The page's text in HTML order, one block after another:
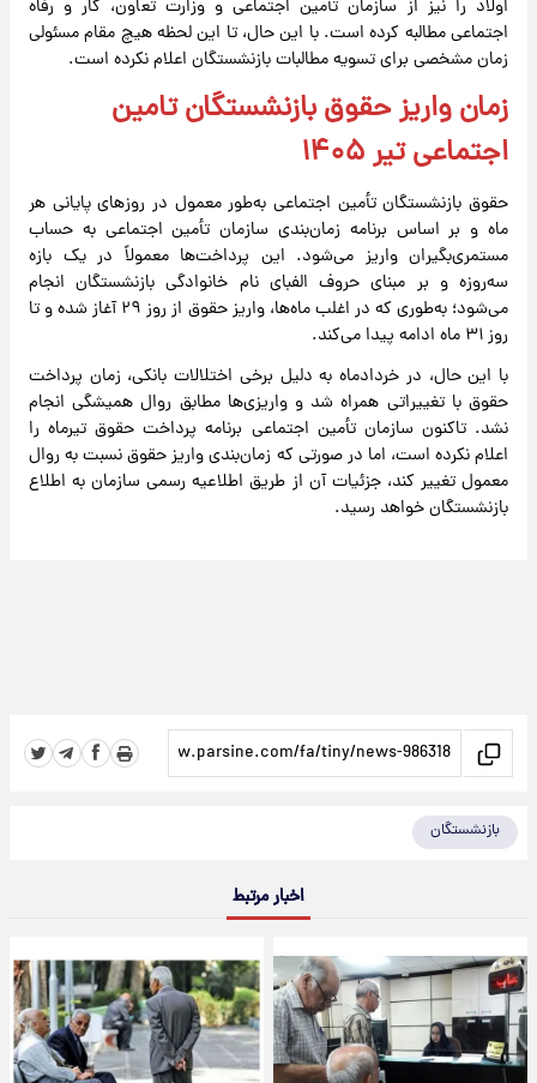
اولاد را نیز از سازمان تأمین اجتماعی و وزارت تعاون، کار و رفاه
اجتماعی مطالبه کرده است. با این حال، تا این لحظه هیچ مقام مسئولی
زمان مشخصی برای تسویه مطالبات بازنشستگان اعلام نکرده است.
زمان واریز حقوق بازنشستگان تامین
اجتماعی تیر ۱۴۰۵
حقوق بازنشستگان تأمین اجتماعی به‌طور معمول در روز‌های پایانی هر
ماه و بر اساس برنامه زمان‌بندی سازمان تأمین اجتماعی به حساب
مستمری‌بگیران واریز می‌شود. این پرداخت‌ها معمولاً در یک بازه
سه‌روزه و بر مبنای حروف الفبای نام خانوادگی بازنشستگان انجام
می‌شود؛ به‌طوری که در اغلب ماه‌ها، واریز حقوق از روز ۲۹ آغاز شده و تا
روز ۳۱ ماه ادامه پیدا می‌کند.
با این حال، در خردادماه به دلیل برخی اختلالات بانکی، زمان پرداخت
حقوق با تغییراتی همراه شد و واریزی‌ها مطابق روال همیشگی انجام
نشد. تاکنون سازمان تأمین اجتماعی برنامه پرداخت حقوق تیرماه را
اعلام نکرده است، اما در صورتی که زمان‌بندی واریز حقوق نسبت به روال
معمول تغییر کند، جزئیات آن از طریق اطلاعیه رسمی سازمان به اطلاع
بازنشستگان خواهد رسید.
بازنشستگان
اخبار مرتبط